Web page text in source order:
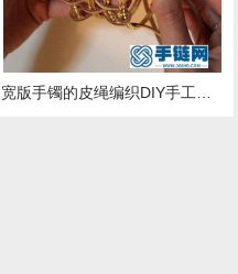
宽版手镯的皮绳编织DIY手工教程